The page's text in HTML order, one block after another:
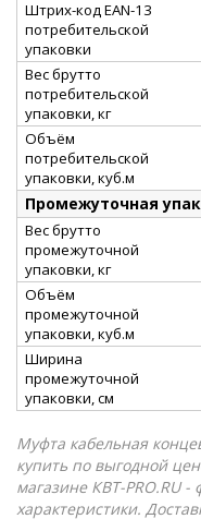
Штрих-код EAN-13
потребительской
упаковки
Вес брутто
потребительской
упаковки, кг
Объём
потребительской
упаковки, куб.м
Промежуточная
Вес брутто
промежуточной
упаковки, кг
Объём
промежуточной
упаковки, куб.м
Ширина
промежуточной
упаковки, см
Муфта кабельная
купить по выгодной
магазине КВТ-PRO.RU
характеристики.